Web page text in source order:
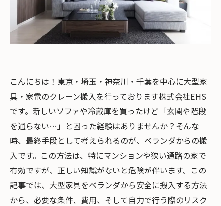
こんにちは！東京・埼玉・神奈川・千葉を中心に大型家
具・家電のクレーン搬入を行っております株式会社EHS
です。新しいソファや冷蔵庫を買ったけど「玄関や階段
を通らない…」と困った経験はありませんか？そんな
時、最終手段として考えられるのが、ベランダからの搬
入です。この方法は、特にマンションや狭い通路の家で
有効ですが、正しい知識がないと危険が伴います。この
記事では、大型家具をベランダから安全に搬入する方法
から、必要な条件、費用、そして自力で行う際のリスク